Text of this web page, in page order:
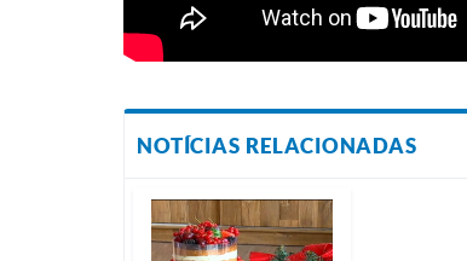
NOTÍCIAS RELACIONADAS